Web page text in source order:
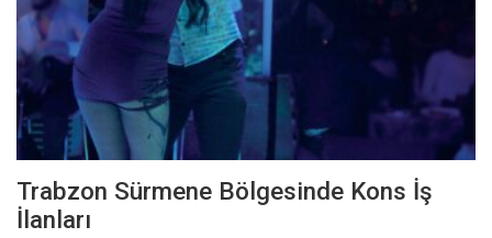
Trabzon Sürmene Bölgesinde Kons İş
İlanları